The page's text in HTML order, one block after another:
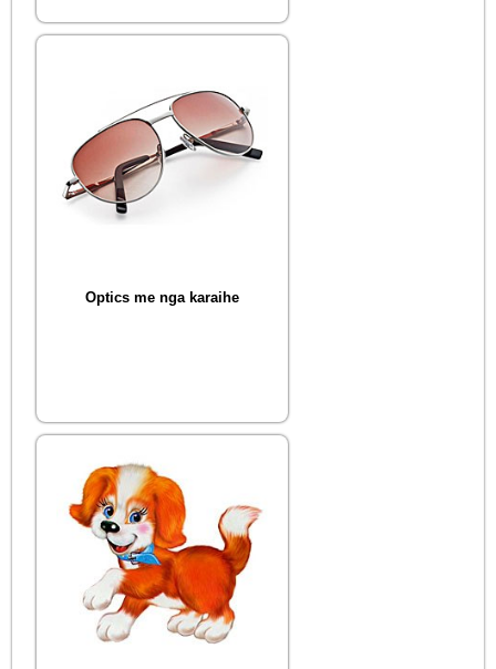
Optics me nga karaihe